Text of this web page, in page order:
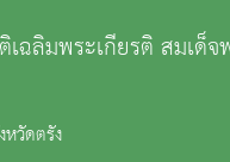
ฉลิมพระเกียรติ สมเด็จ
วัดตรัง